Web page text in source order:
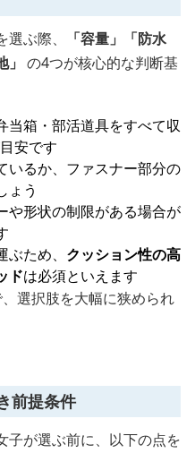
ぶ際、
「容量」「防水
の4つが核心的な判断基
当箱・部活道具をすべて収
安です
いるか、ファスナー部分の
ょう
や形状の制限がある場合が
ため、 クッション性の高
ドは必須といえます
選択肢を大幅に狭められ
前提条件
子が選ぶ前に、以下の点を